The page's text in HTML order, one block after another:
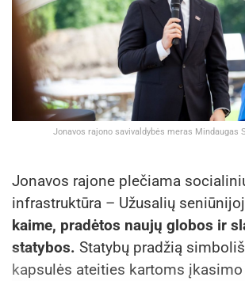
Jonavos rajono savivaldybės meras Mindaugas
Jonavos rajone plečiama
infrastruktūra – Užusalių
kaime, pradėtos naujų globos ir
statybos. Statybų pradžią
kapsulės ateities kartoms